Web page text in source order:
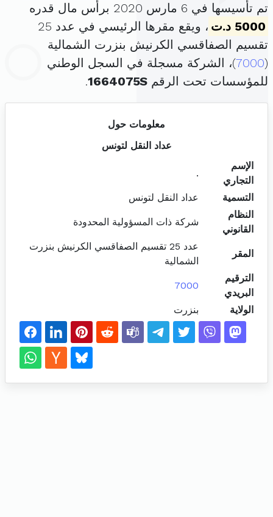
تم تأسيسها في 6 مارس 2020 برأس مال قدره
5000 د.ت
، ويقع مقرها الرئيسي في عدد 25
تقسيم الصفاقسي الكرنيش بنزرت الشمالية
(
7000)، الشركة مسجلة في السجل الوطني
للمؤسسات تحت الرقم 1664075S
.
معلومات حول
عداد النقل لتونس
الإسم
التجاري
.
التسمية
عداد النقل لتونس
النظام
القانوني
شركة ذات المسؤولية المحدودة
المقر
عدد 25 تقسيم الصفاقسي الكرنيش بنزرت
الشمالية
الترقيم
البريدي
7000
الولاية بنزرت